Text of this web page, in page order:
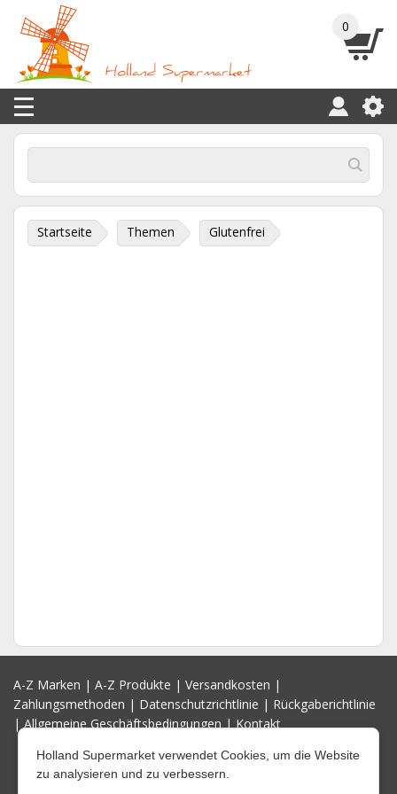
0
Startseite Themen Glutenfrei
A-Z Marken | A-Z Produkte | Versandkosten |
Zahlungsmethoden | Datenschutzrichtlinie | Rückgaberichtlinie
|Allgemeine Geschäftsbedingungen|Kontakt
Holland Supermarket verwendet Cookies, um die Website
zu analysieren und zu verbessern.